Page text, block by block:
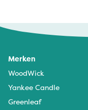
Merken
WoodWick
Yankee Candle
Greenleaf